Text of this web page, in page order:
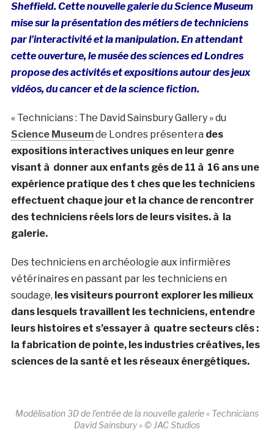
Sheffield. Cette nouvelle galerie du Science Museum
mise sur la présentation des métiers de techniciens
par l’interactivité et la manipulation. En attendant
cette ouverture, le musée des sciences ed Londres
propose des activités et expositions autour des jeux
vidéos, du cancer et de la science fiction.
« Technicians : The David Sainsbury Gallery » du
Science Museumde Londres présentera des
expositions interactives uniques en leur genre
visant à donner aux enfants gés de 11 à 16 ans une
expérience pratique des t ches que les techniciens
effectuent chaque jour et la chance de rencontrer
des techniciens réels lors de leurs visites. à la
galerie.
Des techniciens en archéologie aux infirmières
vétérinaires en passant par les techniciens en
soudage, les visiteurs pourront explorer les milieux
dans lesquels travaillent les techniciens, entendre
leurs histoires et s’essayer à quatre secteurs clés :
la fabrication de pointe, les industries créatives, les
sciences de la santé et les réseaux énergétiques.
Modélisation 3D de l’entrée de la nouvelle galerie « Technicians
David Sainsbury » © JAC Studios